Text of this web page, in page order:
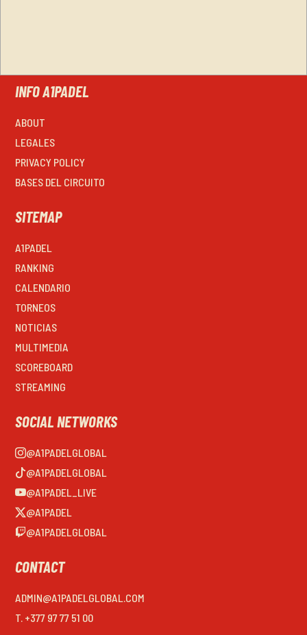
INFO A1PADEL
ABOUT
LEGALES
PRIVACY POLICY
BASES DEL CIRCUITO
SITEMAP
A1PADEL
RANKING
CALENDARIO
TORNEOS
NOTICIAS
MULTIMEDIA
SCOREBOARD
STREAMING
SOCIAL NETWORKS
@A1PADELGLOBAL
@A1PADELGLOBAL
@A1PADEL_LIVE
@A1PADEL
@A1PADELGLOBAL
CONTACT
ADMIN@A1PADELGLOBAL.COM
T. +377 97 77 51 00